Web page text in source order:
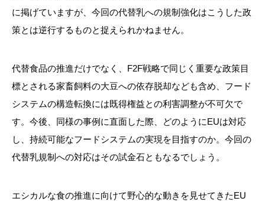
に掲げていますが、今回の代替乳への規制強化はこうした政
策とは逆行するものと捉えられかねません。
代替食品の推進だけでなく、F2F戦略で同じく重要な政策目
標とされる家畜飼料の大豆への依存脱却なども含め、フード
システムの構造転換には既得権益との利害調整が不可欠で
す。今後、同様の事例に直面した際、どのようにEUは対応
し、持続可能なフードシステムの実現を目指すのか。今回の
代替乳規制への対応はその試金石ともなるでしょう。
エシカルな食の推進に向けて野心的な動きを見せてきたEU